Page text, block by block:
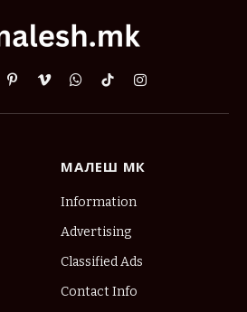
PinterestVimeoWhatsApp
TikTokInstagram
МАЛЕШ МК
Information
Advertising
Classified Ads
Contact Info